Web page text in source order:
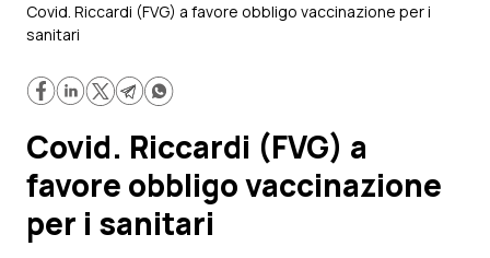
Governo e Parlamento
Regioni e Asl
Lavoro e Professioni
Scienza e Farmaci
Studi e Analisi
Covid. Riccardi (FVG) a favore obbligo vaccinazione per i
sanitari
Covid. Riccardi (FVG) a
favore obbligo vaccinazione
per i sanitari